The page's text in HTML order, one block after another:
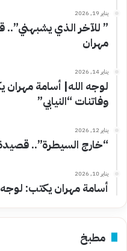
يناير 19, 2026
” للآخر الذي
مهران
يناير 14, 2026
لوجه الله| أسامة
وفاتنات “النيابي”
يناير 12, 2026
“خارج السيطرة”..
يناير 10, 2026
أسامة مهران يكتب:
مطبخ